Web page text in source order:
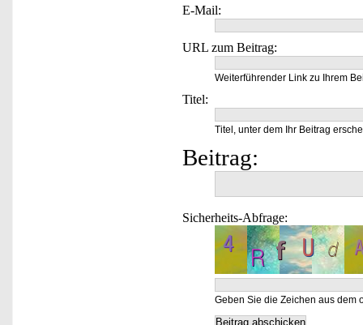
E-Mail:
URL zum Beitrag:
Weiterführender Link zu Ihrem
Titel:
Titel, unter dem Ihr Beitrag
Beitrag:
Sicherheits-Abfrage:
Geben Sie die Zeichen aus dem